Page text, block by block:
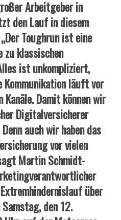
Arbeitgeber in
den Lauf in diesem
Toughrun ist eine
klassischen
ist unkompliziert,
Kommunikation läuft vor
Damit können wir
Digitalversicherer
auch wir haben das
vor vielen
Martin Schmidt-
über
den 12.